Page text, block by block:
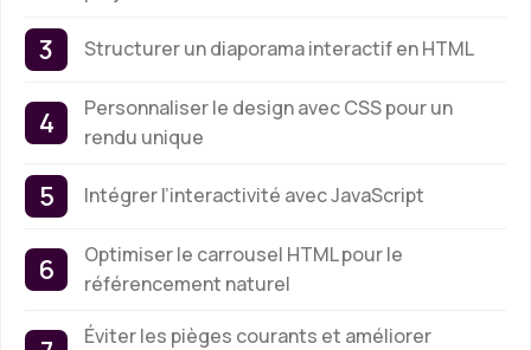
Structurer un diaporama interactif en HTML
Personnaliser le design avec CSS pour un
rendu unique
Intégrer l’interactivité avec JavaScript
Optimiser le carrousel HTML pour le
référencement naturel
Éviter les pièges courants et améliorer